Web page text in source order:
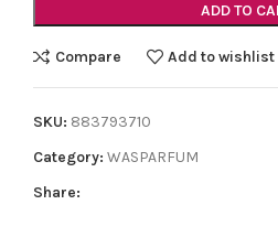
ADD TO
Compare Add to wishlist
SKU: 883793710
Category: WASPARFUM
Share: